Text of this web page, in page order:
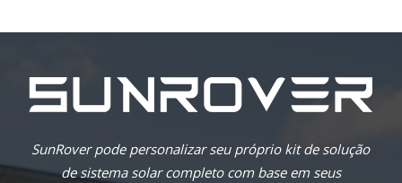
SunRover pode personalizar seu próprio kit de solução
de sistema solar completo com base em seus